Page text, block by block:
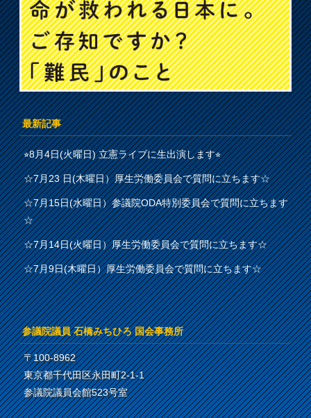
最新記事
⭐︎8月4日(火曜日) 立憲ライブに生出演します⭐︎
☆7月23 日(木曜日）厚生労働委員会で質問に立ちます☆
☆7月15日(水曜日）参議院ODA特別委員会で質問に立ちます
☆
☆7月14日(火曜日）厚生労働委員会で質問に立ちます☆
☆7月9日(木曜日）厚生労働委員会で質問に立ちます☆
参議院議員 石橋みちひろ 国会事務所
〒100-8962
東京都千代田区永田町2-1-1
参議院議員会館523号室